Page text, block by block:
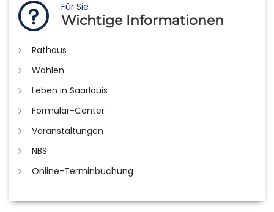
Für Sie
Wichtige Informationen
Rathaus
Wahlen
Leben in Saarlouis
Formular-Center
Veranstaltungen
NBS
Online-Terminbuchung